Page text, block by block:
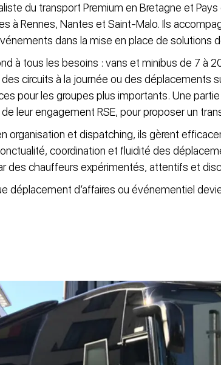
du transport Premium en Bretagne et
à Rennes, Nantes et Saint-Malo. Ils
dans la mise en place de solutions
à tous les besoins : vans et minibus de 7 à
circuits à la journée ou des déplacements
pour les groupes plus importants. Une
leur engagement RSE, pour proposer un
organisation et dispatching, ils gèrent
coordination et fluidité des
des chauffeurs expérimentés, attentifs et
déplacement d’affaires ou événementiel